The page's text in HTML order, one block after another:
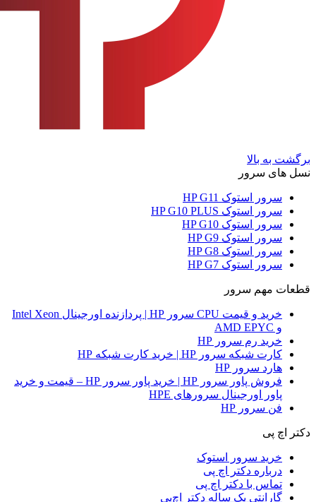
برگشت به بالا
نسل های سرور
سرور استوک HP G11
سرور استوک HP G10 PLUS
سرور استوک HP G10
سرور استوک HP G9
سرور استوک HP G8
سرور استوک HP G7
قطعات مهم سرور
خرید و قیمت CPU سرور HP | پردازنده اورجینال Intel Xeon
و AMD EPYC
خرید رم سرور HP
کارت شبکه سرور HP | خرید کارت شبکه HP
هارد سرور HP
فروش پاور سرور HP | خرید پاور سرور HP – قیمت و خرید
پاور اورجینال سرورهای HPE
فن سرور HP
دکتر اچ پی
خرید سرور استوک
درباره دکتر اچ پی
تماس با دکتر اچ پی
گارانتی یک ساله دکتر اچ‌پی